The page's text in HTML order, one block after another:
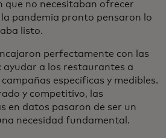
que no necesitaban ofrecer
pandemia pronto pensaron lo
listo.
perfectamente con las
a los restaurantes a
campañas específicas y medibles.
y competitivo, las
en datos pasaron de ser un
necesidad fundamental.